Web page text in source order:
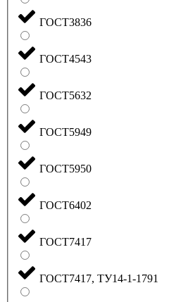
ГОСТ3836
ГОСТ4543
ГОСТ5632
ГОСТ5949
ГОСТ5950
ГОСТ6402
ГОСТ7417
ГОСТ7417, ТУ14-1-1791